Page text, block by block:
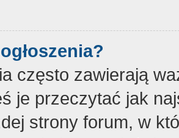
często zawierają
je przeczytać jak
strony forum, w